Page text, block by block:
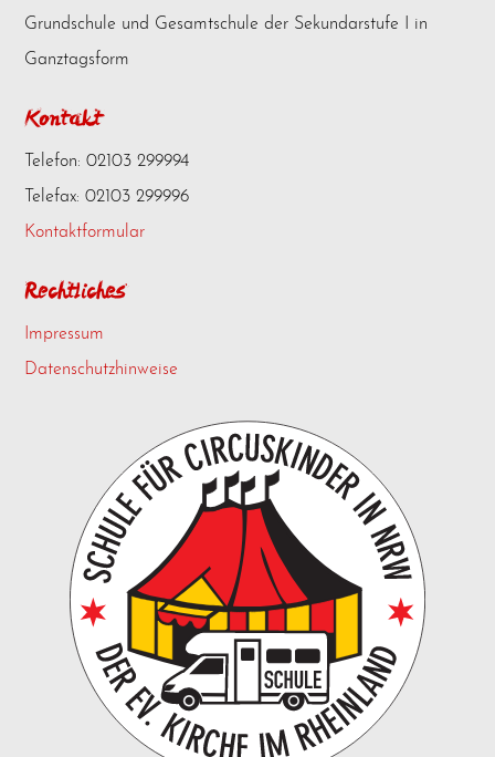
Grundschule und Gesamtschule der Sekundarstufe I in
Ganztagsform
Kontakt
Telefon: 02103 299994
Telefax: 02103 299996
Kontaktformular
Rechtliches
Impressum
Datenschutzhinweise